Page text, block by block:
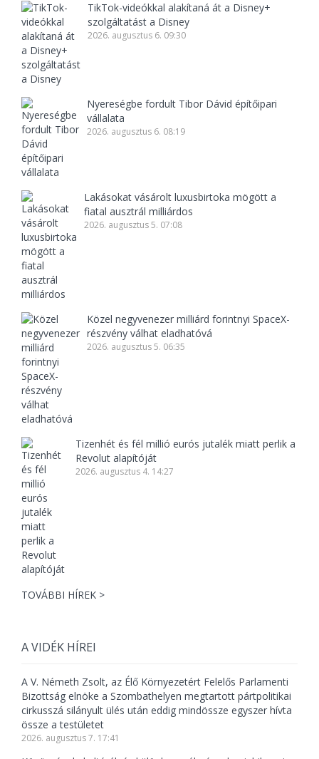
TikTok-videókkal alakítaná át a Disney+
szolgáltatást a Disney
2026. augusztus 6. 09:30
Nyereségbe fordult Tibor Dávid építőipari
vállalata
2026. augusztus 6. 08:19
Lakásokat vásárolt luxusbirtoka mögött a
fiatal ausztrál milliárdos
2026. augusztus 5. 07:08
Közel negyvenezer milliárd forintnyi SpaceX-
részvény válhat eladhatóvá
2026. augusztus 5. 06:35
Tizenhét és fél millió eurós jutalék miatt perlik a
Revolut alapítóját
2026. augusztus 4. 14:27
TOVÁBBI HÍREK >
A VIDÉK HÍREI
A V. Németh Zsolt, az Élő Környezetért Felelős Parlamenti
Bizottság elnöke a Szombathelyen megtartott pártpolitikai
cirkusszá silányult ülés után eddig mindössze egyszer hívta
össze a testületet
2026. augusztus 7. 17:41